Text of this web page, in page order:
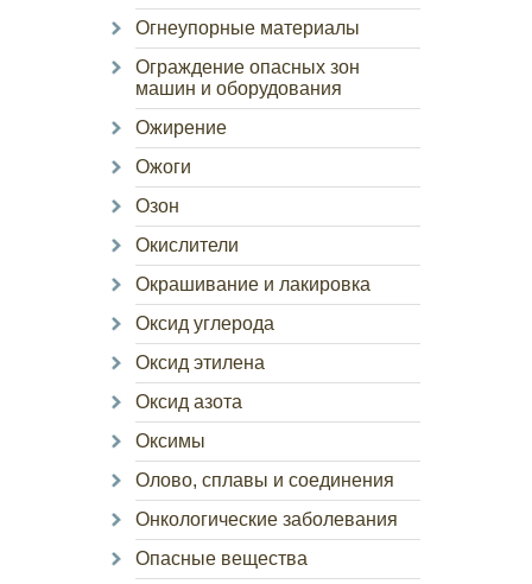
Огнеупорные материалы
Ограждение опасных зон
машин и оборудования
Ожирение
Ожоги
Озон
Окислители
Окрашивание и лакировка
Оксид углерода
Оксид этилена
Оксид азота
Оксимы
Олово, сплавы и соединения
Онкологические заболевания
Опасные вещества